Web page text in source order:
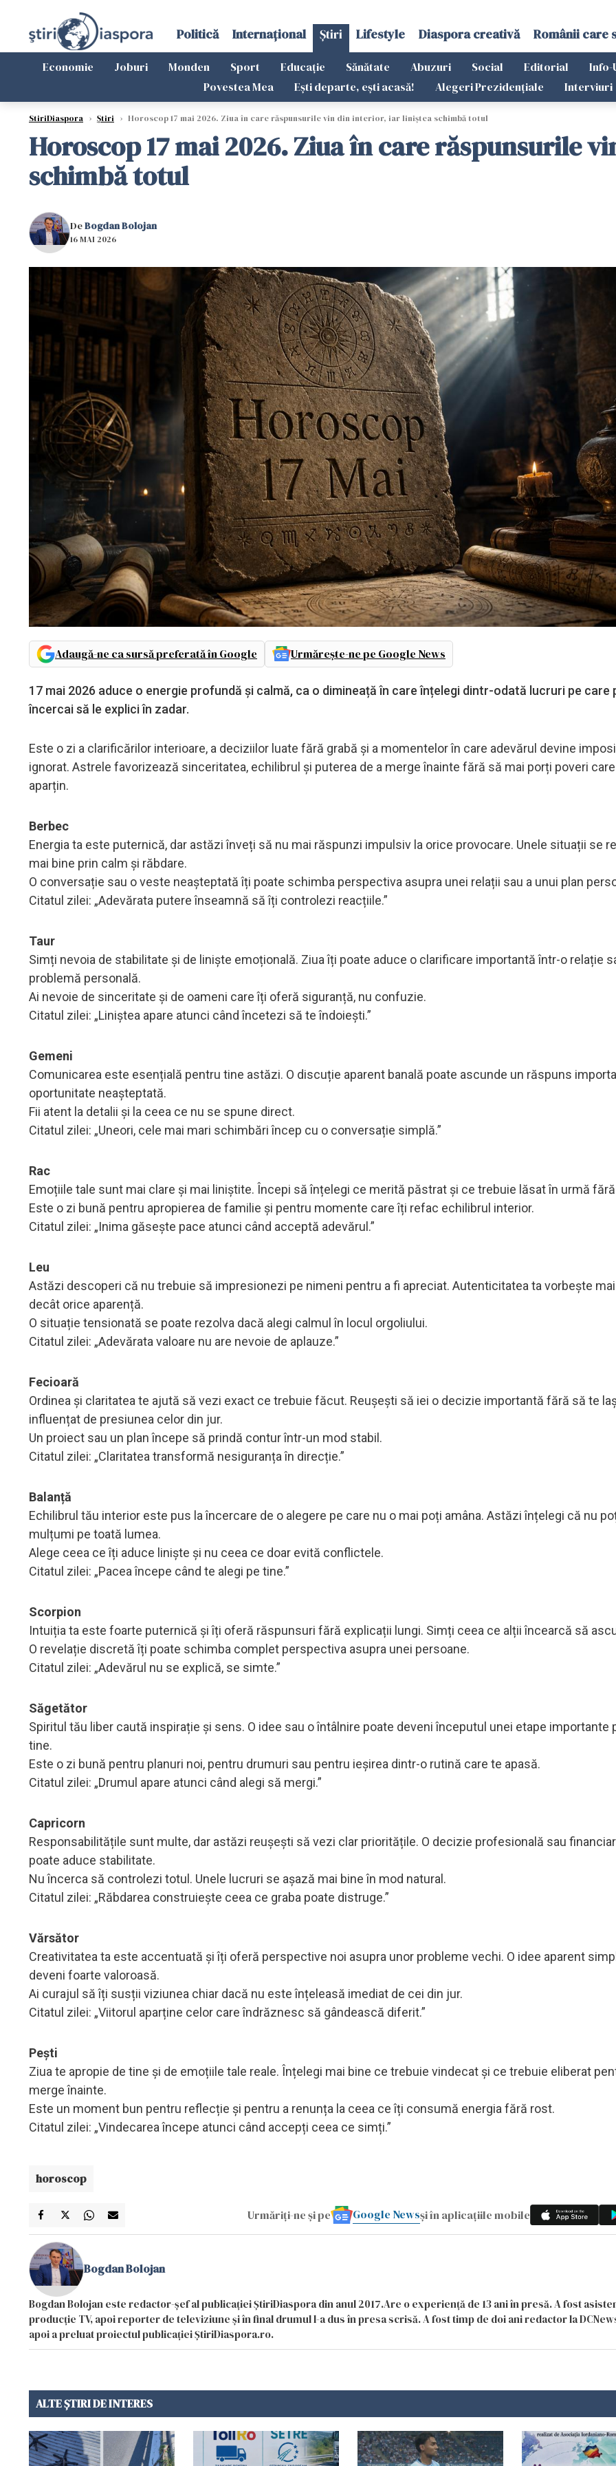
Politică Internațional Știri Lifestyle Diaspora creativă Românii care
Economie Joburi Monden Sport Educație Sănătate Abuzuri Social Editorial Info-
Povestea Mea
Ești departe, ești acasă! Alegeri Prezidențiale Interviuri
StiriDiaspora › Știri › Horoscop 17 mai 2026. Ziua în care răspunsurile vin din interior, iar liniștea schimbă totul
Horoscop 17 mai 2026. Ziua în care răspunsurile
schimbă totul
DeBogdan Bolojan
16 MAI 2026
Adaugă-ne ca sursă preferată în Google Urmărește-ne pe Google News
17 mai 2026 aduce o energie profundă și calmă, ca o dimineață în care înțelegi dintr-odată lucruri pe care
încercai să le explici în zadar.
Este o zi a clarificărilor interioare, a deciziilor luate fără grabă și a momentelor în care adevărul devine
ignorat. Astrele favorizează sinceritatea, echilibrul și puterea de a merge înainte fără să mai porți poveri
aparțin.
Berbec
Energia ta este puternică, dar astăzi înveți să nu mai răspunzi impulsiv la orice provocare. Unele situații se
mai bine prin calm și răbdare.
O conversație sau o veste neașteptată îți poate schimba perspectiva asupra unei relații sau a unui plan
Citatul zilei: „Adevărata putere înseamnă să îți controlezi reacțiile.”
Taur
Simți nevoia de stabilitate și de liniște emoțională. Ziua îți poate aduce o clarificare importantă într-o relație
problemă personală.
Ai nevoie de sinceritate și de oameni care îți oferă siguranță, nu confuzie.
Citatul zilei: „Liniștea apare atunci când încetezi să te îndoiești.”
Gemeni
Comunicarea este esențială pentru tine astăzi. O discuție aparent banală poate ascunde un răspuns
oportunitate neașteptată.
Fii atent la detalii și la ceea ce nu se spune direct.
Citatul zilei: „Uneori, cele mai mari schimbări încep cu o conversație simplă.”
Rac
Emoțiile tale sunt mai clare și mai liniștite. Începi să înțelegi ce merită păstrat și ce trebuie lăsat în urmă
Este o zi bună pentru apropierea de familie și pentru momente care îți refac echilibrul interior.
Citatul zilei: „Inima găsește pace atunci când acceptă adevărul.”
Leu
Astăzi descoperi că nu trebuie să impresionezi pe nimeni pentru a fi apreciat. Autenticitatea ta vorbește
decât orice aparență.
O situație tensionată se poate rezolva dacă alegi calmul în locul orgoliului.
Citatul zilei: „Adevărata valoare nu are nevoie de aplauze.”
Fecioară
Ordinea și claritatea te ajută să vezi exact ce trebuie făcut. Reușești să iei o decizie importantă fără să te
influențat de presiunea celor din jur.
Un proiect sau un plan începe să prindă contur într-un mod stabil.
Citatul zilei: „Claritatea transformă nesiguranța în direcție.”
Balanță
Echilibrul tău interior este pus la încercare de o alegere pe care nu o mai poți amâna. Astăzi înțelegi că nu
mulțumi pe toată lumea.
Alege ceea ce îți aduce liniște și nu ceea ce doar evită conflictele.
Citatul zilei: „Pacea începe când te alegi pe tine.”
Scorpion
Intuiția ta este foarte puternică și îți oferă răspunsuri fără explicații lungi. Simți ceea ce alții încearcă să
O revelație discretă îți poate schimba complet perspectiva asupra unei persoane.
Citatul zilei: „Adevărul nu se explică, se simte.”
Săgetător
Spiritul tău liber caută inspirație și sens. O idee sau o întâlnire poate deveni începutul unei etape importante
tine.
Este o zi bună pentru planuri noi, pentru drumuri sau pentru ieșirea dintr-o rutină care te apasă.
Citatul zilei: „Drumul apare atunci când alegi să mergi.”
Capricorn
Responsabilitățile sunt multe, dar astăzi reușești să vezi clar prioritățile. O decizie profesională sau
poate aduce stabilitate.
Nu încerca să controlezi totul. Unele lucruri se așază mai bine în mod natural.
Citatul zilei: „Răbdarea construiește ceea ce graba poate distruge.”
Vărsător
Creativitatea ta este accentuată și îți oferă perspective noi asupra unor probleme vechi. O idee aparent
deveni foarte valoroasă.
Ai curajul să îți susții viziunea chiar dacă nu este înțeleasă imediat de cei din jur.
Citatul zilei: „Viitorul aparține celor care îndrăznesc să gândească diferit.”
Pești
Ziua te apropie de tine și de emoțiile tale reale. Înțelegi mai bine ce trebuie vindecat și ce trebuie eliberat
merge înainte.
Este un moment bun pentru reflecție și pentru a renunța la ceea ce îți consumă energia fără rost.
Citatul zilei: „Vindecarea începe atunci când accepți ceea ce simți.”
horoscop
Urmăriți-ne și pe Google Newsși în aplicațiile mobile
Bogdan Bolojan
Bogdan Bolojan este redactor-șef al publicației ȘtiriDiaspora din anul 2017.Are o experiență de 13 ani în presă. A fost
producție TV, apoi reporter de televiziune și în final drumul l-a dus în presa scrisă. A fost timp de doi ani redactor la
apoi a preluat proiectul publicației ȘtiriDiaspora.ro.
ALTE ȘTIRI DE INTERES